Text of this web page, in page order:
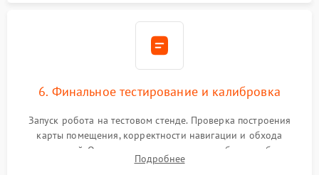
6. Финальное тестирование и калибровка
Запуск робота на тестовом стенде. Проверка построения
карты помещения, корректности навигации и обхода
препятствий. Оценка силы всасывания и работы турбины.
Тестирование автоматического возврата на док-станцию и
Подробнее